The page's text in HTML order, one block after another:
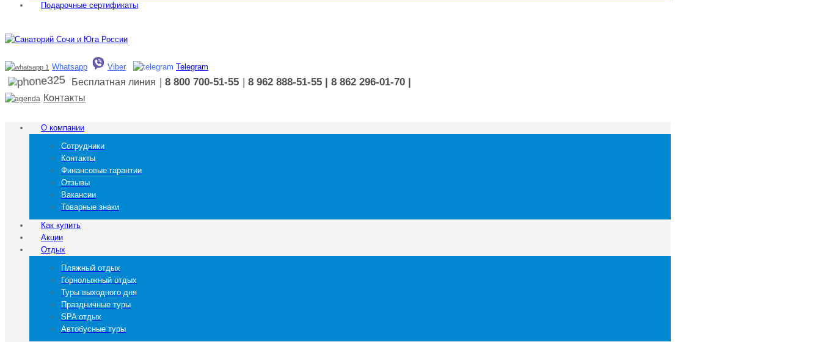
Подарочные сертификаты
Whatsapp Viber Telegram
Бесплатная линия | 8 800 700-51-55 | 8 962 888-51-55 | 8 862 296-01-70 |
Контакты
О компании
Сотрудники
Контакты
Финансовые гарантии
Отзывы
Вакансии
Товарные знаки
Как купить
Акции
Отдых
Пляжный отдых
Горнолыжный отдых
Туры выходного дня
Праздничные туры
SPA отдых
Автобусные туры